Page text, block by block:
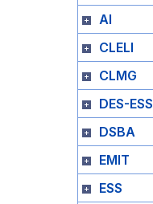
AI
CLELI
CLMG
DES-ESS
DSBA
EMIT
ESS